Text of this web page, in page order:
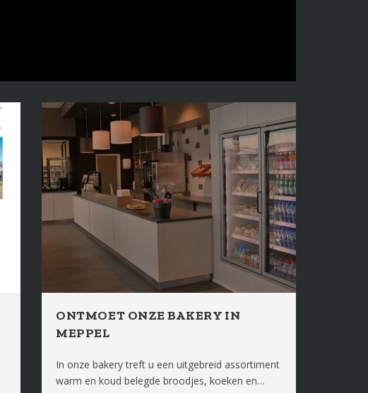
ONTMOET ONZE BAKERY IN
MEPPEL
In onze bakery treft u een uitgebreid assortiment
warm en koud belegde broodjes, koeken en…